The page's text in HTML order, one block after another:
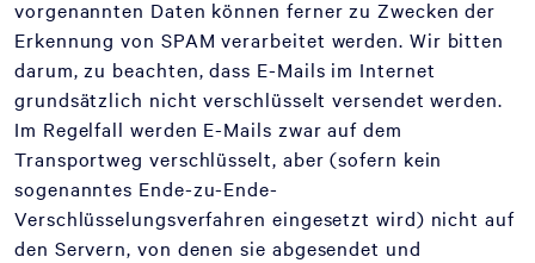
vorgenannten Daten können ferner zu Zwecken der
Erkennung von SPAM verarbeitet werden. Wir bitten
darum, zu beachten, dass E-Mails im Internet
grundsätzlich nicht verschlüsselt versendet werden.
Im Regelfall werden E-Mails zwar auf dem
Transportweg verschlüsselt, aber (sofern kein
sogenanntes Ende-zu-Ende-
Verschlüsselungsverfahren eingesetzt wird) nicht auf
den Servern, von denen sie abgesendet und